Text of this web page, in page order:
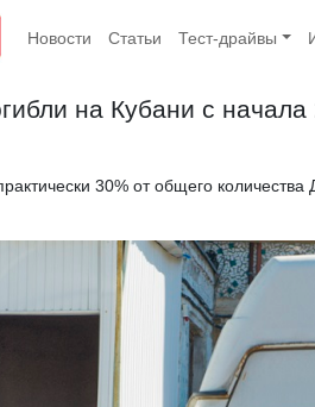
Новости Статьи Тест-драйвы
на Кубани с начала
30% от общего